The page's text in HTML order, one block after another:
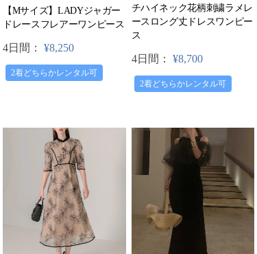
【Mサイズ】LADYジャガー
ドレースフレアーワンピース
4日間： ¥8,250
2着どちらかレンタル可
チハイネック花柄刺繍ラメレ
ースロング丈ドレスワンピー
ス
4日間： ¥8,700
2着どちらかレンタル可